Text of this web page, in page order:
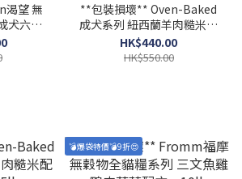
渴望 無
犬六種
2027
**包裝損壞** Oven-Baked
成犬系列 紐西蘭羊肉糙米配
方 標準粒．25lb
EXP:07/11/2027
HK$440.00
HK$550.00
💣爆袋特價💣9折😍